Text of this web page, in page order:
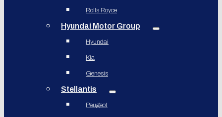
Rolls Royce
Hyundai Motor Group
Hyundai
Kia
Genesis
Stellantis
Peugeot